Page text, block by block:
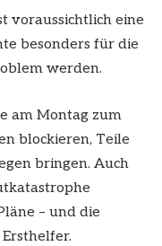
voraussichtlich eine
besonders für die
werden.
am Montag zum
blockieren, Teile
bringen. Auch
– und die